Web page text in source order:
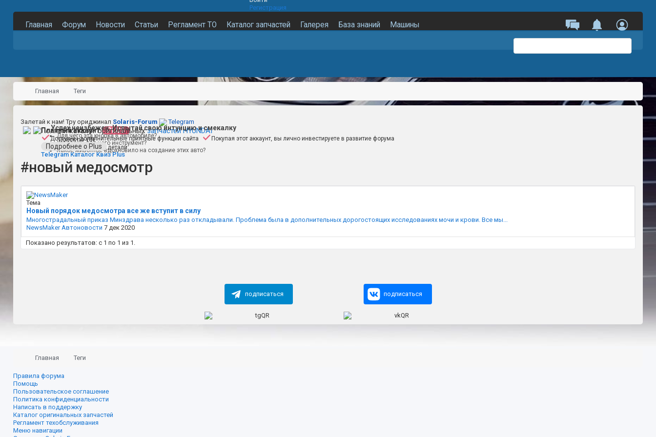
Регистрация
Главная Форум Новости Статьи Регламент ТО Каталог запчастей Галерея База знаний Машины
Главная Теги
Залетай к нам! Тру ориджинал Solaris-Forum Telegram
Полный каталог оригинальныхзапчастей HYUNDAI
Поиск по VIN
Поиск по номеру детали
Успех неизбежен. Испытай свою интуицию и смекалку
Для чего эта кнопка в автомобиле?
Угадаешь для чего инструмент?
Какое животное вдохновило на создание этих авто?
Платный аккаунт PLUS
Доступны дополнительные приятные функции сайта Покупая этот аккаунт, вы лично инвестируете в развитие форума
Подробнее о Plus
Telegram Каталог Квиз Plus
#новый медосмотр
Тема
Новый порядок медосмотра все же вступит в силу
Многострадальный приказ Минздрава несколько раз откладывали. Проблема была в дополнительных дорогостоящих исследованиях мочи и крови. Все мы...
NewsMaker Автоновости 7 дек 2020
Показано результатов: с 1 по 1 из 1.
подписаться подписаться
Главная Теги
Правила форума
Помощь
Пользовательское соглашение
Политика конфиденциальности
Написать в поддержку
Каталог оригинальных запчастей
Регламент техобслуживания
Меню навигации